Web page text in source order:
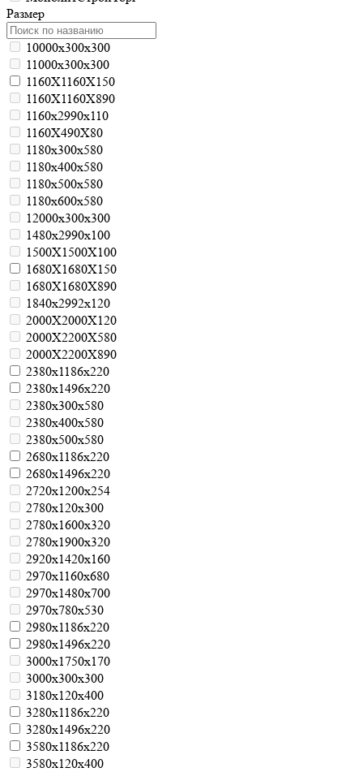
Размер
10000х300х300
11000х300х300
1160Х1160Х150
1160Х1160Х890
1160х2990х110
1160Х490Х80
1180х300х580
1180х400х580
1180х500х580
1180х600х580
12000х300х300
1480х2990х100
1500Х1500Х100
1680Х1680Х150
1680Х1680Х890
1840х2992х120
2000Х2000Х120
2000Х2200Х580
2000Х2200Х890
2380х1186х220
2380х1496х220
2380х300х580
2380х400х580
2380х500х580
2680х1186х220
2680х1496х220
2720х1200х254
2780х120х300
2780х1600х320
2780х1900х320
2920х1420х160
2970х1160х680
2970х1480х700
2970х780х530
2980х1186х220
2980х1496х220
3000х1750х170
3000х300х300
3180х120х400
3280х1186х220
3280х1496х220
3580х1186х220
3580х120х400